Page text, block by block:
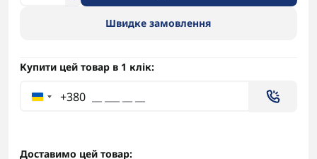
Швидке замовлення
Купити цей товар в 1 клік:
+380
Доставимо цей товар: